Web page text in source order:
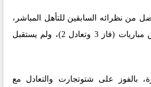
من نظرائه السابقين للتأهل المباشر،
فجمع 11 نقطة من أول خمس مباريات (فاز 3 وتعادل 2)، ولم يستقبل
بالفوز على شتوتجارت والتعادل مع